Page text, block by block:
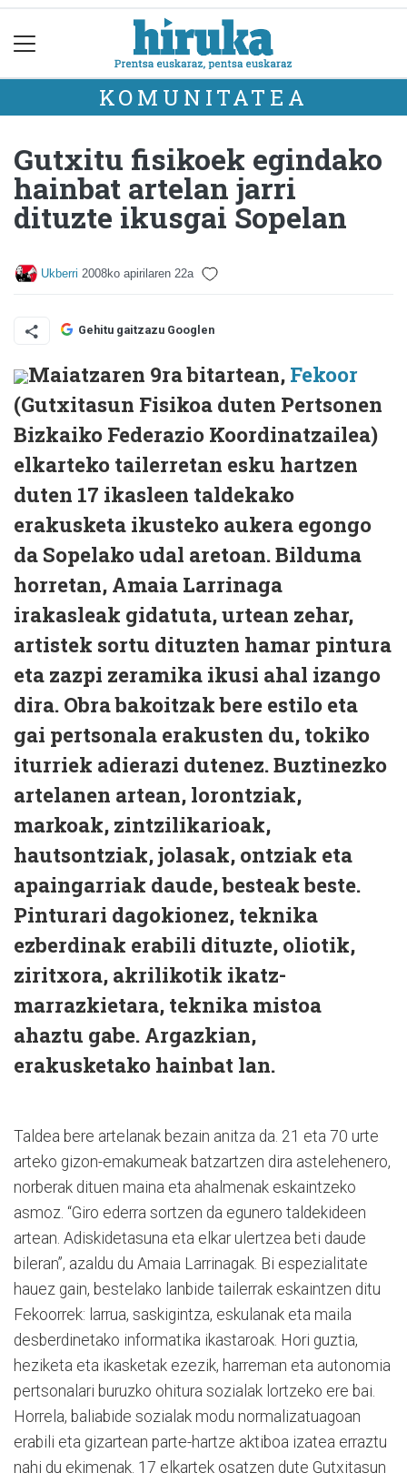
KOMUNITATEA
Gutxitu fisikoek egindako
hainbat artelan jarri
dituzte ikusgai Sopelan
Ukberri 2008ko apirilaren 22a
Gehitu gaitzazu Googlen
Maiatzaren 9ra bitartean, Fekoor
(Gutxitasun Fisikoa duten Pertsonen
Bizkaiko Federazio Koordinatzailea)
elkarteko tailerretan esku hartzen
duten 17 ikasleen taldekako
erakusketa ikusteko aukera egongo
da Sopelako udal aretoan. Bilduma
horretan, Amaia Larrinaga
irakasleak gidatuta, urtean zehar,
artistek sortu dituzten hamar pintura
eta zazpi zeramika ikusi ahal izango
dira. Obra bakoitzak bere estilo eta
gai pertsonala erakusten du, tokiko
iturriek adierazi dutenez. Buztinezko
artelanen artean, lorontziak,
markoak, zintzilikarioak,
hautsontziak, jolasak, ontziak eta
apaingarriak daude, besteak beste.
Pinturari dagokionez, teknika
ezberdinak erabili dituzte, oliotik,
ziritxora, akrilikotik ikatz-
marrazkietara, teknika mistoa
ahaztu gabe. Argazkian,
erakusketako hainbat lan.
Taldea bere artelanak bezain anitza da. 21 eta 70 urte
arteko gizon-emakumeak batzartzen dira astelehenero,
norberak dituen maina eta ahalmenak eskaintzeko
asmoz. “Giro ederra sortzen da egunero taldekideen
artean. Adiskidetasuna eta elkar ulertzea beti daude
bileran”, azaldu du Amaia Larrinagak. Bi espezialitate
hauez gain, bestelako lanbide tailerrak eskaintzen ditu
Fekoorrek: larrua, saskigintza, eskulanak eta maila
desberdinetako informatika ikastaroak. Hori guztia,
heziketa eta ikasketak ezezik, harreman eta autonomia
pertsonalari buruzko ohitura sozialak lortzeko ere bai.
Horrela, baliabide sozialak modu normalizatuagoan
erabili eta gizartean parte-hartze aktiboa izatea erraztu
nahi du ekimenak. 17 elkartek osatzen dute Gutxitasun